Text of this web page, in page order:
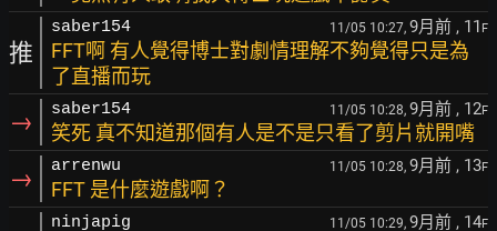
推
saber154 11/05 10:27, 9月前 , 11 F
FFT啊 有人覺得博士對劇情理解不夠覺得只是為
了直播而玩
→ saber154 11/05 10:28, 9月前 , 12F
笑死 真不知道那個有人是不是只看了剪片就開嘴
→ arrenwu 11/05 10:28, 9月前 , 13F
FFT 是什麼遊戲啊？
ninjapig 11/05 10:29, 9月前 , 14F